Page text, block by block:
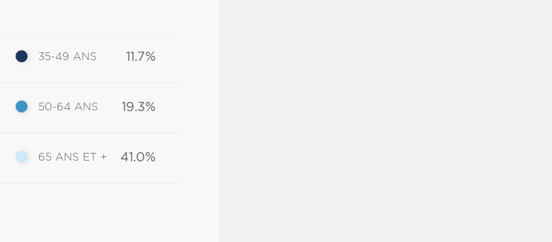
35-49 ANS 11.7%
50-64 ANS 19.3%
65 ANS ET + 41.0%